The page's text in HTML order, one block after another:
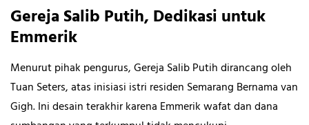
Gereja Salib Putih, Dedikasi untuk
Emmerik
Menurut pihak pengurus, Gereja Salib Putih dirancang oleh
Tuan Seters, atas inisiasi istri residen Semarang Bernama van
Gigh. Ini desain terakhir karena Emmerik wafat dan dana